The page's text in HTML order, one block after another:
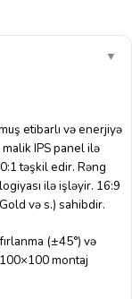
▼
etibarlı və enerjiyə
IPS panel ilə
təşkil edir. Rəng
ilə işləyir. 16:9
və s.) sahibdir.
(±45°) və
montaj